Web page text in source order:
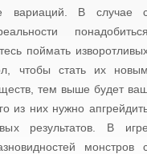
вариаций. В случае
поймать
чтобы стать их
тем выше будет
из них нужно
результатов. В
монстров